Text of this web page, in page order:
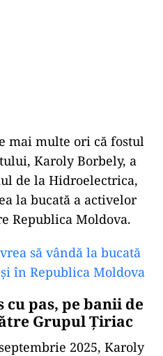
mai multe ori că fostul
Karoly Borbely, a
de la Hidroelectrica,
la bucată a activelor
Republica Moldova.
să vândă la bucată
în Republica Moldova
cu pas, pe banii de
Grupul Țiriac
2025, Karoly